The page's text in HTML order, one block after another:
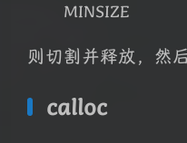
MINSIZE
则切割并释放，然
calloc